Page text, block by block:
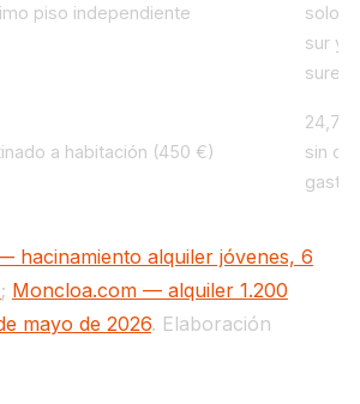
piso independiente
solo
sur y
a habitación (450 €)
sin
gastos
hacinamiento alquiler jóvenes, 6
; Moncloa.com — alquiler 1.200
mayo de 2026. Elaboración